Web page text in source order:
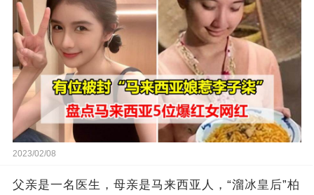
2023/02/08
父亲是一名医生，母亲是马来西亚人，“溜冰皇后”柏